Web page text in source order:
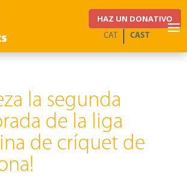
HAZ UN DONATIVO
CAST
CAT
la segunda
de la liga
de críquet de